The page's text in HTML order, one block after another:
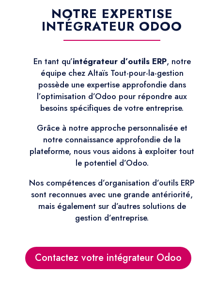
NOTRE EXPERTISE
INTÉGRATEUR ODOO
En tant qu’intégrateur d’outils ERP, notre
équipe chez Altaïs Tout-pour-la-gestion
possède une expertise approfondie dans
l’optimisation d’Odoo pour répondre aux
besoins spécifiques de votre entreprise.
Grâce à notre approche personnalisée et
notre connaissance approfondie de la
plateforme, nous vous aidons à exploiter tout
le potentiel d’Odoo.
Nos compétences d’organisation d’outils ERP
sont reconnues avec une grande antériorité,
mais également sur d’autres solutions de
gestion d’entreprise.
Contactez votre intégrateur Odoo